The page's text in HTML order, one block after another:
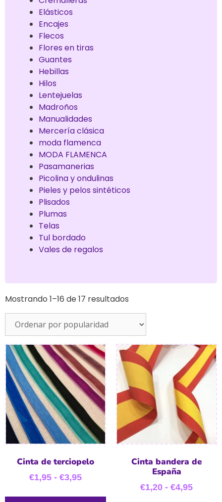
Elásticos
Encajes
Flecos
Flores en tiras
Guantes
Hebillas
Hilos
Lentejuelas
Madroños
Manualidades
Mercería clásica
moda flamenca
MODA FLAMENCA
Pasamanerias
Picolina y ondulinas
Pieles y pelos sintéticos
Plisados
Plumas
Telas
Tul bordado
Vales de regalos
Mostrando 1–16 de 17 resultados
Cinta de terciopelo
€1,95 - €3,95
Cinta bandera de
España
€1,20 - €4,95